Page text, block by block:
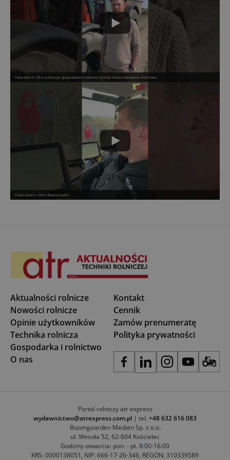
Valtra Serie N 135 w rodzinnym gospodarstwie Państwa Pszonka! #valtra #atrexpress #rolnictwo
Pokaz systemu TIM w Braszowicach!
Aktualności rolnicze
Nowości rolnicze
Opinie użytkowników
Technika rolnicza
Gospodarka i rolnictwo
O nas
Kontakt
Cennik
Zamów prenumeratę
Polityka prywatności
Portal rolniczy atr express
wydawnictwo@atrexpress.com.pl | tel. +48 632 616 083
Boomgaarden Medien Sp. z o.o.
ul. Wesoła 52, 62-604 Kościelec
Godziny otwarcia: pon. - pt. 8:00-16:00
KRS: 0000138051, NIP: 666-17-26-346, REGON: 310339589